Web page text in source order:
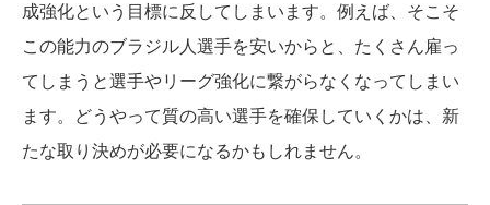
成強化という目標に反してしまいます。例えば、そこそ
この能力のブラジル人選手を安いからと、たくさん雇っ
てしまうと選手やリーグ強化に繋がらなくなってしまい
ます。どうやって質の高い選手を確保していくかは、新
たな取り決めが必要になるかもしれません。